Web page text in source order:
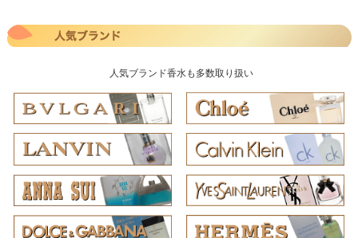
人気ブランド香水も多数取り扱い